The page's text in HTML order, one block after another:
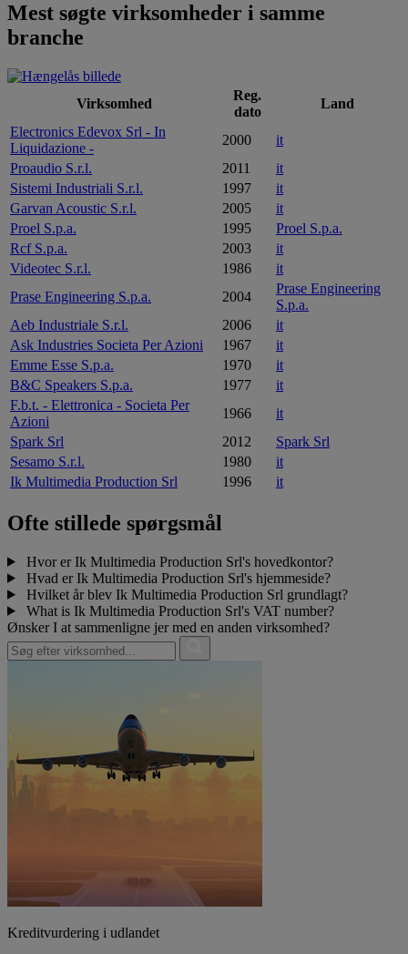
Mest søgte virksomheder i samme
branche
Virksomhed
Reg.
dato
Land
Electronics Edevox Srl - In
Liquidazione -
2000
it
Proaudio S.r.l.
2011
it
Sistemi Industriali S.r.l.
1997
it
Garvan Acoustic S.r.l.
2005
it
Proel S.p.a.
1995
Proel S.p.a.
Rcf S.p.a.
2003
it
Videotec S.r.l.
1986
it
Prase Engineering S.p.a.
2004
Prase Engineering
S.p.a.
Aeb Industriale S.r.l.
2006
it
Ask Industries Societa Per Azioni
1967
it
Emme Esse S.p.a.
1970
it
B&C Speakers S.p.a.
1977
it
F.b.t. - Elettronica - Societa Per
Azioni
1966
it
Spark Srl
2012
Spark Srl
Sesamo S.r.l.
1980
it
Ik Multimedia Production Srl
1996 it
Ofte stillede spørgsmål
Hvor er Ik Multimedia Production Srl's hovedkontor?
Hvad er Ik Multimedia Production Srl's hjemmeside?
Hvilket år blev Ik Multimedia Production Srl grundlagt?
What is Ik Multimedia Production Srl's VAT number?
Ønsker I at sammenligne jer med en anden virksomhed?
Kreditvurdering i udlandet